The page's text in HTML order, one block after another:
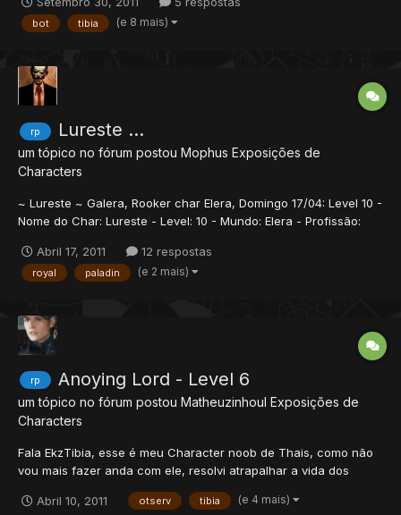
bot tibia (e 8 mais)
rp Lureste ...
um tópico no fórum postou Mophus Exposições de
Characters
~ Lureste ~ Galera, Rooker char Elera, Domingo 17/04: Level 10 -
Nome do Char: Lureste - Level: 10 - Mundo: Elera - Profissão:
Elera eu ajudo ;D Abraços,
Abril 17, 2011 12 respostas
royal paladin (e 2 mais)
rp Anoying Lord - Level 6
um tópico no fórum postou Matheuzinhoul Exposições de
Characters
Fala EkzTibia, esse é meu Character noob de Thais, como não
vou mais fazer anda com ele, resolvi atrapalhar a vida dos
Shots e as reações Dextose Reação: Fugiu Elgabar Reação:
Abril 10, 2011 otserv tibia (e 4 mais)